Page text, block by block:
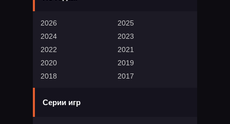
2026
2025
2024
2023
2022
2021
2020
2019
2018
2017
Серии игр